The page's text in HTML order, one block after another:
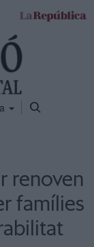
renoven
famílies